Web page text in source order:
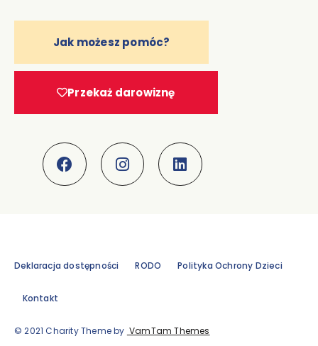
Jak możesz pomóc?
Przekaż darowiznę
Deklaracja dostępności RODO Polityka Ochrony Dzieci
Kontakt
© 2021 Charity Theme by VamTam Themes